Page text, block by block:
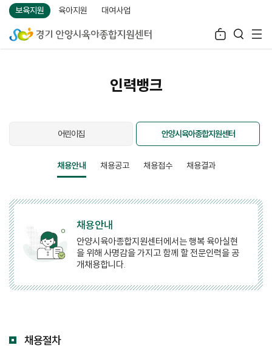
보육지원 육아지원 대여사업
인력뱅크
어린이집 안양시육아종합지원센터
채용안내 채용공고 채용접수 채용결과
채용안내
안양시육아종합지원센터에서는 행복 육아실현
을 위해 사명감을 가지고 함께 할 전문인력을 공
개채용합니다.
채용절차